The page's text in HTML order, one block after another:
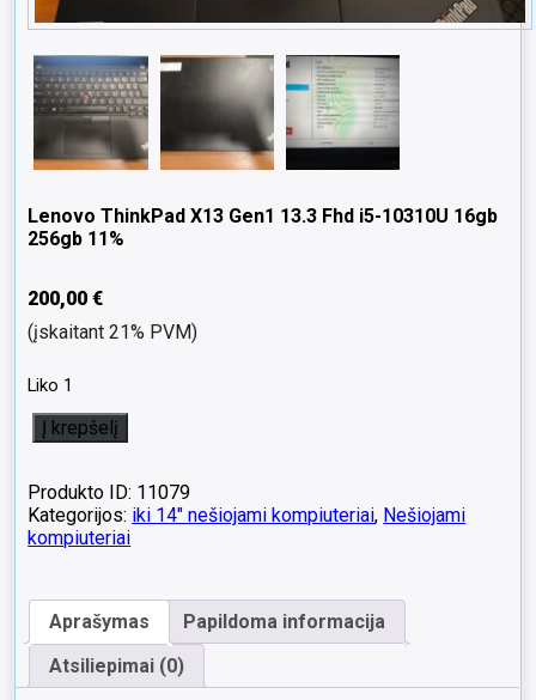
Lenovo ThinkPad X13 Gen1 13.3 Fhd i5-10310U 16gb
256gb 11%
200,00€
(įskaitant 21% PVM)
Liko 1
produkto
kiekis:
ThinkPad
X13
Gen1
i5-
10310U
16gb
256gb
Į krepšelį
Produkto ID: 11079
Kategorijos: iki 14" nešiojami kompiuteriai, Nešiojami
kompiuteriai
Aprašymas
Papildoma informacija
Atsiliepimai (0)